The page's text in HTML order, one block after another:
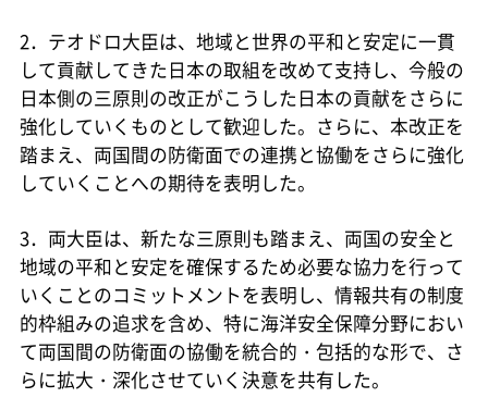
2．テオドロ大臣は、地域と世界の平和と安定に一貫
して貢献してきた日本の取組を改めて支持し、今般の
日本側の三原則の改正がこうした日本の貢献をさらに
強化していくものとして歓迎した。さらに、本改正を
踏まえ、両国間の防衛面での連携と協働をさらに強化
していくことへの期待を表明した。
3．両大臣は、新たな三原則も踏まえ、両国の安全と
地域の平和と安定を確保するため必要な協力を行って
いくことのコミットメントを表明し、情報共有の制度
的枠組みの追求を含め、特に海洋安全保障分野におい
て両国間の防衛面の協働を統合的・包括的な形で、さ
らに拡大・深化させていく決意を共有した。